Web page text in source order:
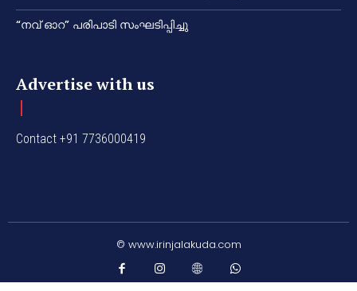
“നവ് ഓറ” പരിപാടി സംഘടിപ്പിച്ചു
Advertise with us
Contact +91 7736000419
© www.irinjalakuda.com